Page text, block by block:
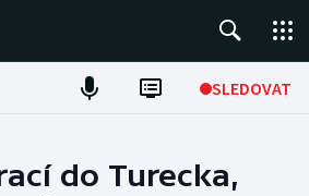
SLEDOVAT
do Turecka,